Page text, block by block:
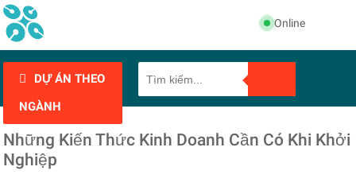
Online
DỰ ÁN THEO
NGÀNH
Những Kiến Thức Kinh Doanh Cần Có Khi Khởi
Nghiệp